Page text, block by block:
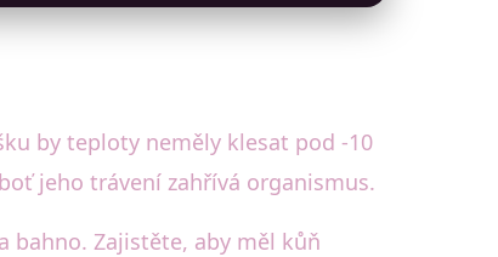
by teploty neměly klesat pod -10
jeho trávení zahřívá organismus.
bahno. Zajistěte, aby měl kůň